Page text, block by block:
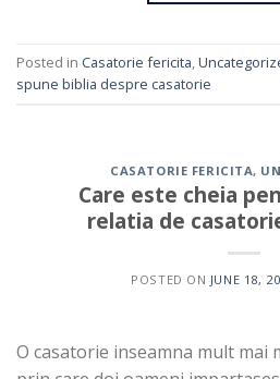
Posted in Casatorie fericita,
spune biblia despre casatorie
CASATORIE FERICITA,
Care este cheia
relatia de
POSTED ON JUNE 18,
O casatorie inseamna mult mai